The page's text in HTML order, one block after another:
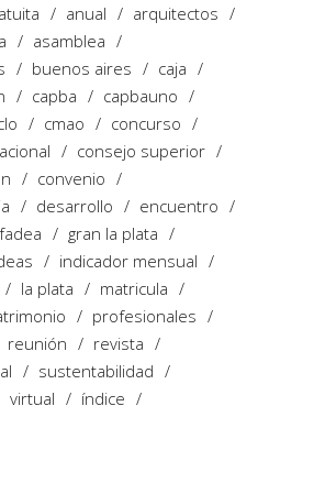
anual
arquitectos
asamblea
buenos aires
caja
capba
capbauno
cmao
concurso
consejo superior
convenio
desarrollo
encuentro
fadea
gran la plata
indicador mensual
la plata
matricula
profesionales
reunión
revista
sustentabilidad
virtual índice